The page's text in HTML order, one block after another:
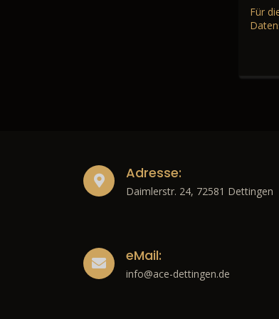
Für
Adresse:
Daimlerstr. 24, 72581 Dettingen
eMail:
info@ace-dettingen.de